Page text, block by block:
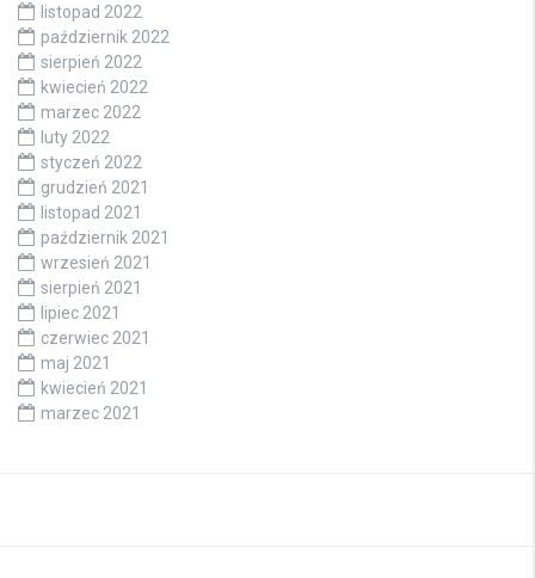
listopad 2022
październik 2022
sierpień 2022
kwiecień 2022
marzec 2022
luty 2022
styczeń 2022
grudzień 2021
listopad 2021
październik 2021
wrzesień 2021
sierpień 2021
lipiec 2021
czerwiec 2021
maj 2021
kwiecień 2021
marzec 2021